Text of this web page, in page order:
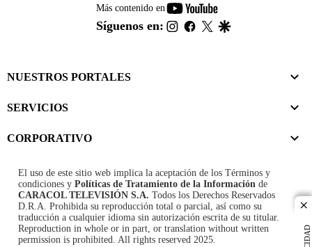
Más contenido en
youtube-
footer
Síguenos en: instagram
facebook
twitter
NUESTROS PORTALES
SERVICIOS
CORPORATIVO
El uso de este sitio web implica la aceptación de los Términos y
condiciones y Políticas de Tratamiento de la Información de
CARACOL TELEVISIÓN S.A. Todos los Derechos Reservados
D.R.A. Prohibida su reproducción total o parcial, así como su
traducción a cualquier idioma sin autorización escrita de su titular.
Reproduction in whole or in part, or translation without written
permission is prohibited. All rights reserved 2025.